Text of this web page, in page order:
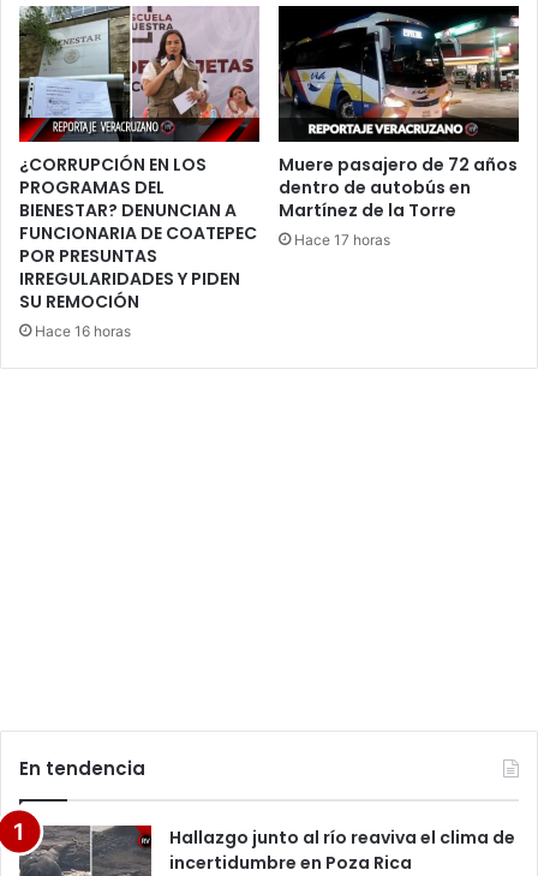
¿CORRUPCIÓN EN LOS
PROGRAMAS DEL
BIENESTAR? DENUNCIAN A
FUNCIONARIA DE COATEPEC
POR PRESUNTAS
IRREGULARIDADES Y PIDEN
SU REMOCIÓN
Hace 16 horas
Muere pasajero de 72 años
dentro de autobús en
Martínez de la Torre
Hace 17 horas
En tendencia
Hallazgo junto al río reaviva el clima de
incertidumbre en Poza Rica